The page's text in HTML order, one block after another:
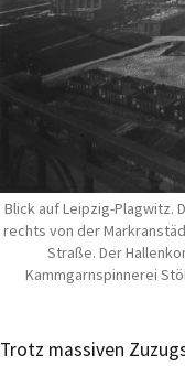
Blick auf Leipzig-Plagwitz.
rechts von der
Straße. Der
Kammgarnspinnerei
Trotz massiven